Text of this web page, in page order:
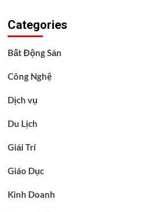
Categories
Bất Động Sản
Công Nghệ
Dịch vụ
Du Lịch
Giải Trí
Giáo Dục
Kinh Doanh